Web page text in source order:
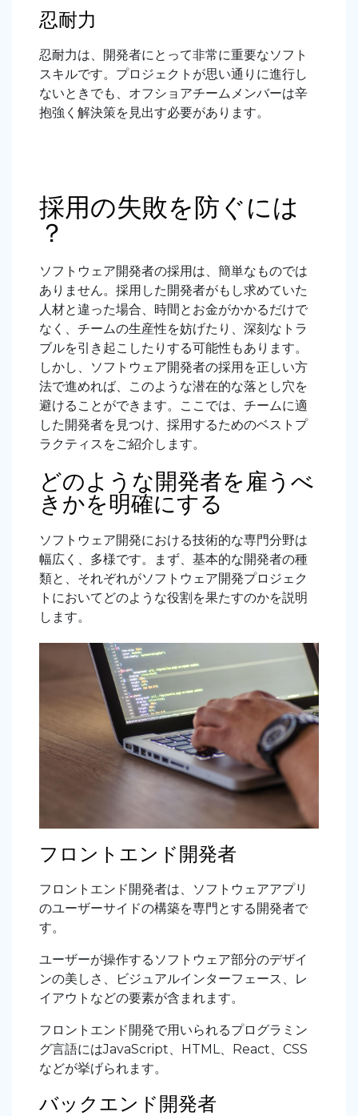
忍耐力
忍耐力は、開発者にとって非常に重要なソフト
スキルです。プロジェクトが思い通りに進行し
ないときでも、オフショアチームメンバーは辛
抱強く解決策を見出す必要があります。
採用の失敗を防ぐには
？
ソフトウェア開発者の採用は、簡単なものでは
ありません。採用した開発者がもし求めていた
人材と違った場合、時間とお金がかかるだけで
なく、チームの生産性を妨げたり、深刻なトラ
ブルを引き起こしたりする可能性もあります。
しかし、ソフトウェア開発者の採用を正しい方
法で進めれば、このような潜在的な落とし穴を
避けることができます。ここでは、チームに適
した開発者を見つけ、採用するためのベストプ
ラクティスをご紹介します。
どのような開発者を雇うべ
きかを明確にする
ソフトウェア開発における技術的な専門分野は
幅広く、多様です。まず、基本的な開発者の種
類と、それぞれがソフトウェア開発プロジェク
トにおいてどのような役割を果たすのかを説明
します。
フロントエンド開発者
フロントエンド開発者は、ソフトウェアアプリ
のユーザーサイドの構築を専門とする開発者で
す。
ユーザーが操作するソフトウェア部分のデザイ
ンの美しさ、ビジュアルインターフェース、レ
イアウトなどの要素が含まれます。
フロントエンド開発で用いられるプログラミン
グ言語にはJavaScript、HTML、React、CSS
などが挙げられます。
バックエンド開発者